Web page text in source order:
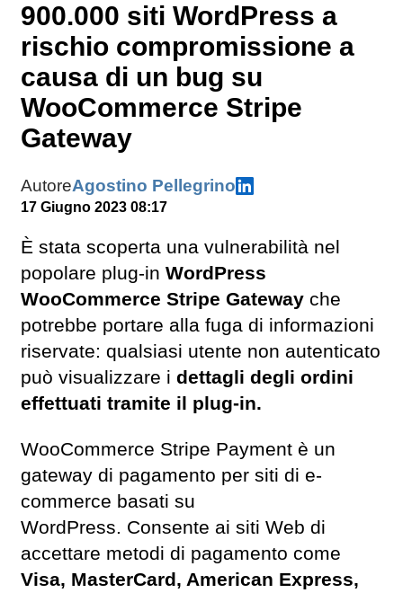
900.000 siti WordPress a
rischio compromissione a
causa di un bug su
WooCommerce Stripe
Gateway
AutoreAgostino Pellegrino
17 Giugno 2023 08:17
È stata scoperta una vulnerabilità nel
popolare plug-in WordPress
WooCommerce Stripe Gateway che
potrebbe portare alla fuga di informazioni
riservate: qualsiasi utente non autenticato
può visualizzare i dettagli degli ordini
effettuati tramite il plug-in.
WooCommerce Stripe Payment è un
gateway di pagamento per siti di e-
commerce basati su
WordPress. Consente ai siti Web di
accettare metodi di pagamento come
Visa, MasterCard, American Express,